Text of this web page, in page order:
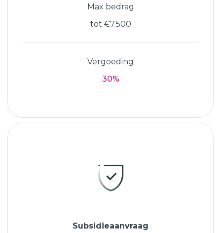
Max bedrag
tot €7.500
Vergoeding
30%
Subsidieaanvraag